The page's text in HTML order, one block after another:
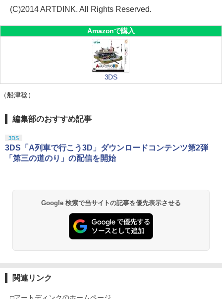
(C)2014 ARTDINK. All Rights Reserved.
Amazonで購入
3DS
（船津稔）
編集部のおすすめ記事
3DS
3DS「A列車で行こう3D」ダウンロードコンテンツ第2弾
「第三の道のり」の配信を開始
Google 検索で当サイトの記事を優先表示させる
関連リンク